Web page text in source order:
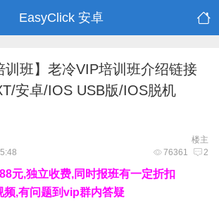
EasyClick 安卓
训班】老冷VIP培训班介绍链接
安卓/IOS USB版/IOS脱机
楼主
76361 2
元,独立收费,同时报班有一定折扣
频,有问题到vip群内答疑